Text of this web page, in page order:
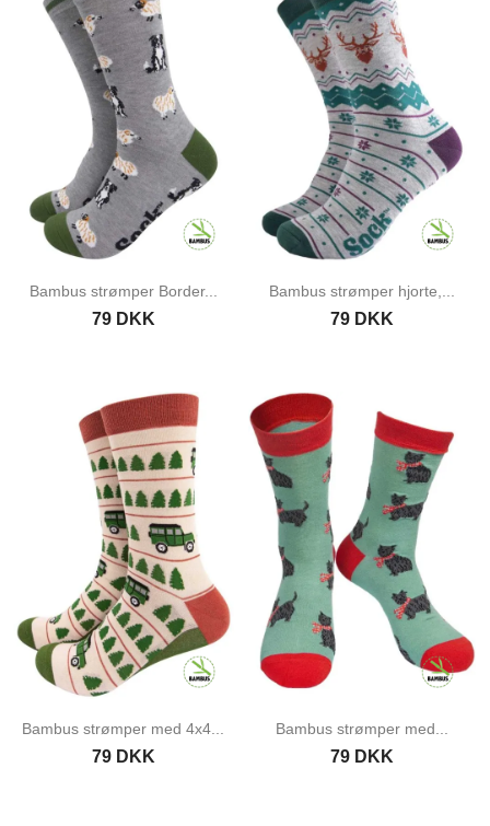
Bambus strømper Border...
79 DKK
Bambus strømper hjorte,...
79 DKK
Bambus strømper med 4x4...
79 DKK
Bambus strømper med...
79 DKK